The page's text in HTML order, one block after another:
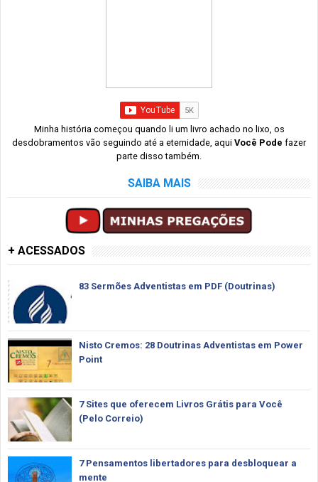
Minha história começou quando li um livro achado no lixo, os
desdobramentos vão seguindo até a eternidade, aqui Você Pode fazer
parte disso também.
SAIBA MAIS
+ ACESSADOS
83 Sermões Adventistas em PDF (Doutrinas)
Nisto Cremos: 28 Doutrinas Adventistas em Power
Point
7 Sites que oferecem Livros Grátis para Você
(Pelo Correio)
7 Pensamentos libertadores para desbloquear a
mente